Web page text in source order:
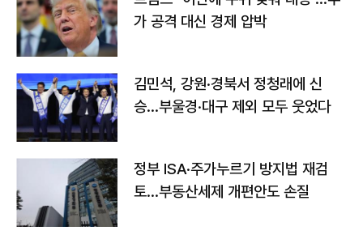
가 공격 대신 경제 압박
김민석, 강원·경북서 정청래에 신
승…부울경·대구 제외 모두 웃었다
정부 ISA·주가누르기 방지법 재검
토…부동산세제 개편안도 손질